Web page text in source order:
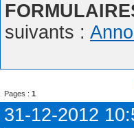
suivants :
Pages : 1
31-12-2012